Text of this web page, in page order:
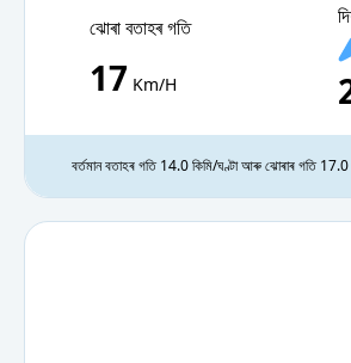
ঝোৰা বতাহৰ গতি
17 Km/H
বৰ্তমান বতাহৰ গতি 14.0 কিমি/ঘণ্টা আৰু ঝোৰাৰ গতি 17.0